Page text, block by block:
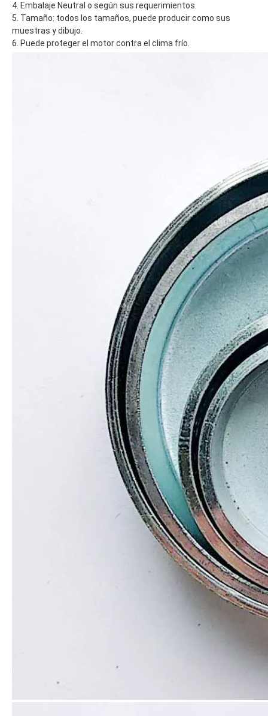
4. Embalaje Neutral o según sus requerimientos.
5. Tamaño: todos los tamaños, puede producir como sus
muestras y dibujo.
6. Puede proteger el motor contra el clima frío.